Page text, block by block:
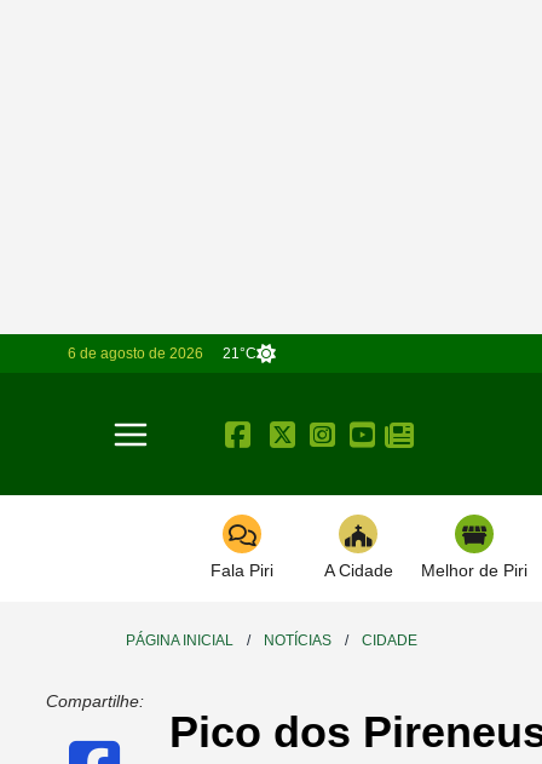
6 de agosto de 2026 21°C
Toggle navigation
Fala Piri A Cidade Melhor de Piri
PÁGINA INICIAL / NOTÍCIAS / CIDADE
Compartilhe:
Pico dos